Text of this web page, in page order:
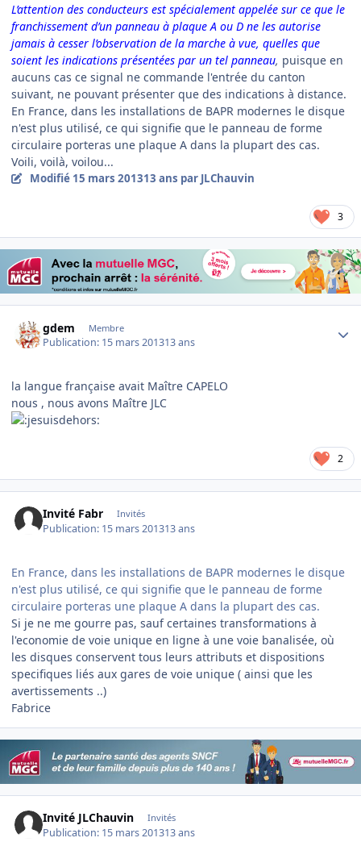
L’attention des conducteurs est spécialement appelée sur ce que le
franchissement d’un panneau à plaque A ou D ne les autorise
jamais à cesser l’observation de la marche à vue, quelles que
soient les indications présentées par un tel panneau, puisque en
aucuns cas ce signal ne commande l'entrée du canton
suivant, ne pouvant présenter que des indications à distance.
En France, dans les installations de BAPR modernes le disque
n'est plus utilisé, ce qui signifie que le panneau de forme
circulaire porteras une plaque A dans la plupart des cas.
Voili, voilà, voilou...
Modifié 15 mars 201313 ans par JLChauvin
3
gdem Membre
Publication: 15 mars 201313 ans
la langue française avait Maître CAPELO
nous , nous avons Maître JLC
2
Invité Fabr Invités
Publication: 15 mars 201313 ans
En France, dans les installations de BAPR modernes le disque
n'est plus utilisé, ce qui signifie que le panneau de forme
circulaire porteras une plaque A dans la plupart des cas.
Si je ne me gourre pas, sauf certaines transformations à
l'economie de voie unique en ligne à une voie banalisée, où
les disques conservent tous leurs attributs et dispositions
specifiques liés aux gares de voie unique ( ainsi que les
avertissements ..)
Fabrice
Invité JLChauvin Invités
Publication: 15 mars 201313 ans